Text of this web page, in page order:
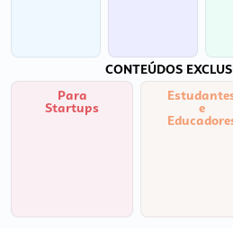
CONTEÚDOS
Para
Startups e